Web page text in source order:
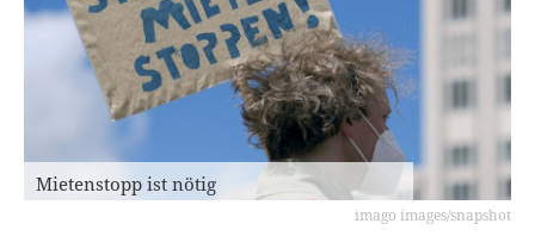
Mietenstopp ist nötig
imago images/snapshot